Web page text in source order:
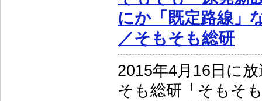
にか「既定路線」
／そもそも総研
2015年4月16日に
そも総研「そもそ